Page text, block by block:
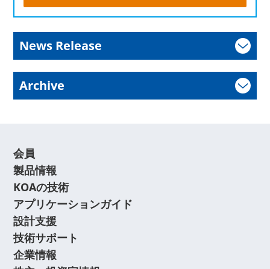
News Release
Archive
会員
製品情報
KOAの技術
アプリケーションガイド
設計支援
技術サポート
企業情報